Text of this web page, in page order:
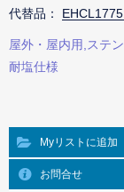
代替品：
屋外・屋内用,ステ
耐塩仕様
Myリストに追加
お問合せ